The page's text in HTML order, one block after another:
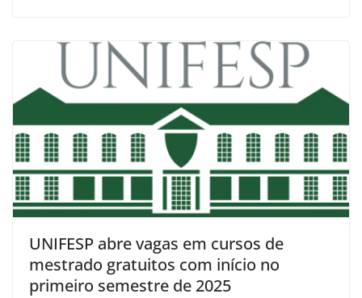
UNIFESP abre vagas em cursos de
mestrado gratuitos com início no
primeiro semestre de 2025